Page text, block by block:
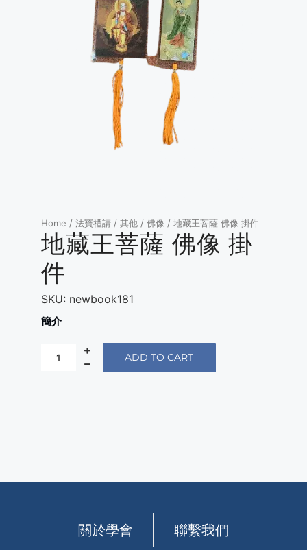
Home / 法寶禮請 / 其他 / 佛像 / 地藏王菩薩 佛像 掛件
地藏王菩薩 佛像 掛
件
SKU: newbook181
簡介
ADD TO CART
關於學會 聯繫我們